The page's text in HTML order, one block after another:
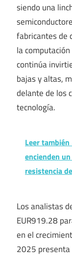
siendo una
fabricantes de
la
continúa
bajas y altas,
delante de los
tecnología.
Leer también
encienden
resistencia
Los analistas
EUR919.28
en el
2025